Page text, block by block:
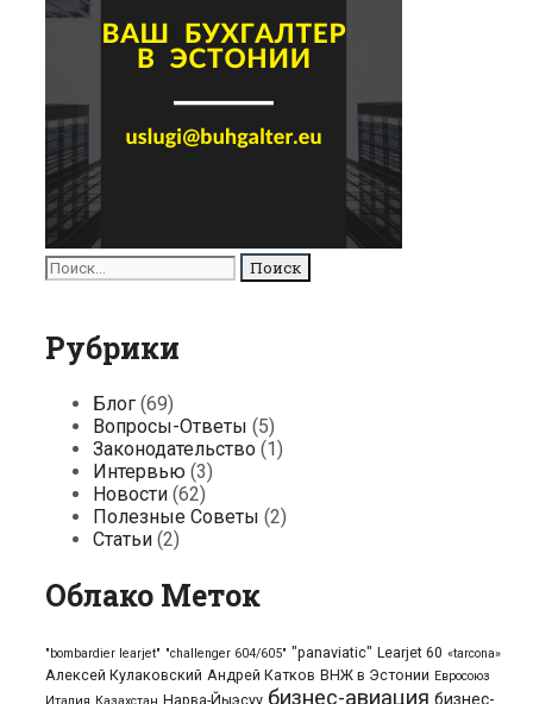
Поиск
для:
Рубрики
Блог (69)
Вопросы-Ответы (5)
Законодательство (1)
Интервью (3)
Новости (62)
Полезные Советы (2)
Статьи (2)
Облако Меток
"bombardier learjet" "challenger 604/605" "panaviatic" Learjet 60 «tarcona»
Алексей Кулаковский Андрей Катков ВНЖ в Эстонии Евросоюз
Италия Казахстан Нарва-Йыэсуу бизнес-авиация бизнес-